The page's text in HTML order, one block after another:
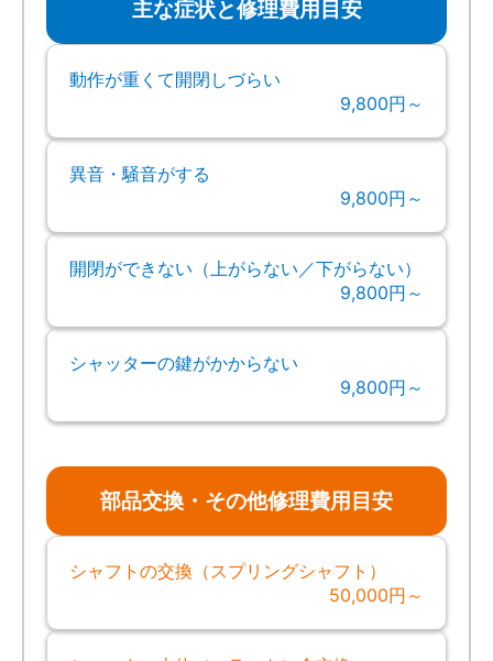
主な症状と修理費用目安
動作が重くて開閉しづらい
9,800円～
異音・騒音がする
9,800円～
開閉ができない（上がらない／下がらない）
9,800円～
シャッターの鍵がかからない
9,800円～
部品交換・その他修理費用目安
シャフトの交換（スプリングシャフト）
50,000円～